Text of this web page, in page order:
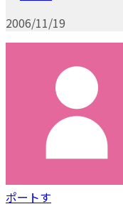
2006/11/19
ポートす